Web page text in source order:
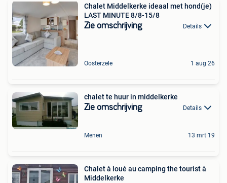
Chalet Middelkerke ideaal met hond(je)
LAST MINUTE 8/8-15/8
Zie omschrijving Details
Oosterzele 1 aug 26
chalet te huur in middelkerke
Zie omschrijving Details
Menen 13 mrt 19
Chalet à loué au camping the tourist à
Middelkerke